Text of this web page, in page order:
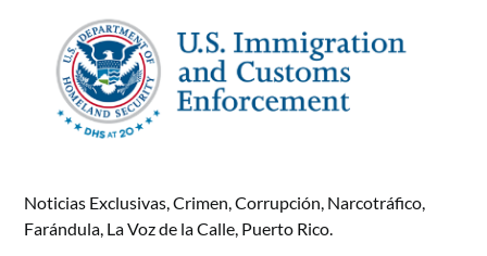
Noticias Exclusivas, Crimen, Corrupción, Narcotráfico,
Farándula, La Voz de la Calle, Puerto Rico.